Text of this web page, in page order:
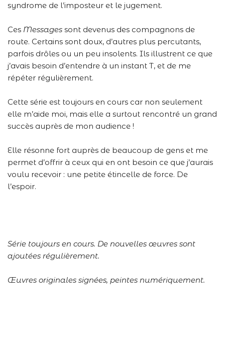
syndrome de l’imposteur et le jugement.
Ces Messages sont devenus des compagnons de
route. Certains sont doux, d’autres plus percutants,
parfois drôles ou un peu insolents. Ils illustrent ce que
j’avais besoin d’entendre à un instant T, et de me
répéter régulièrement.
Cette série est toujours en cours car non seulement
elle m’aide moi, mais elle a surtout rencontré un grand
succès auprès de mon audience !
Elle résonne fort auprès de beaucoup de gens et me
permet d’offrir à ceux qui en ont besoin ce que j’aurais
voulu recevoir : une petite étincelle de force. De
l’espoir.
Série toujours en cours. De nouvelles œuvres sont
ajoutées régulièrement.
Œuvres originales signées, peintes numériquement.